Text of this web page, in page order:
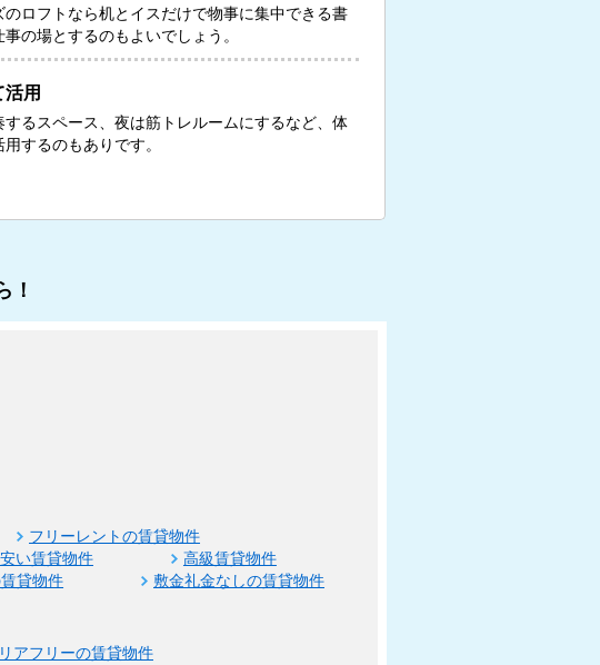
のロフトなら机とイスだけで物事に集中できる書
の場とするのもよいでしょう。
用
するスペース、夜は筋トレルームにするなど、体
するのもありです。
！
フリーレントの賃貸物件
い賃貸物件
高級賃貸物件
貸物件 敷金礼金なしの賃貸物件
アフリーの賃貸物件